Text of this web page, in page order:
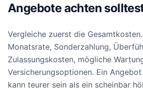
Angebote achten
Vergleiche zuerst die
Monatsrate, Sonderzahlung,
Zulassungskosten, mögliche
Versicherungsoptionen. Ein
kann teurer sein als ein scheinbar